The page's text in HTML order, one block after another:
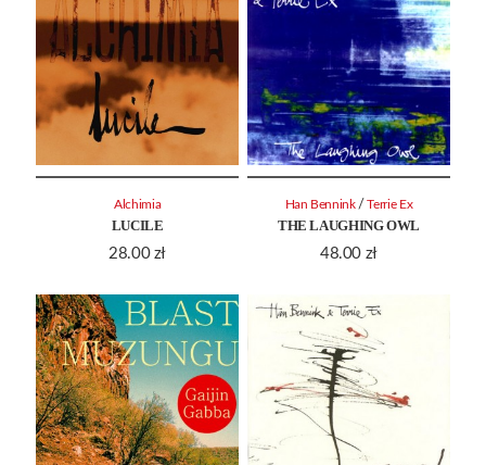
LUCILE
28.00 zł
Alchimia
THE LAUGHING OWL
48.00 zł
Han Bennink /Terrie Ex